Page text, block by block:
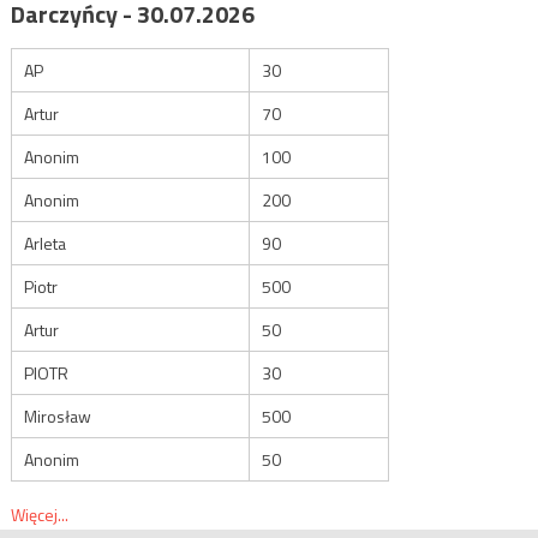
Darczyńcy - 30.07.2026
AP
30
Artur
70
Anonim
100
Anonim
200
Arleta
90
Piotr
500
Artur
50
PIOTR
30
Mirosław
500
Anonim
50
Więcej...